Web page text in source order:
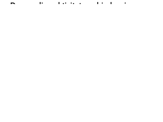
Dessa roliga aktiviteter erbjuder vi